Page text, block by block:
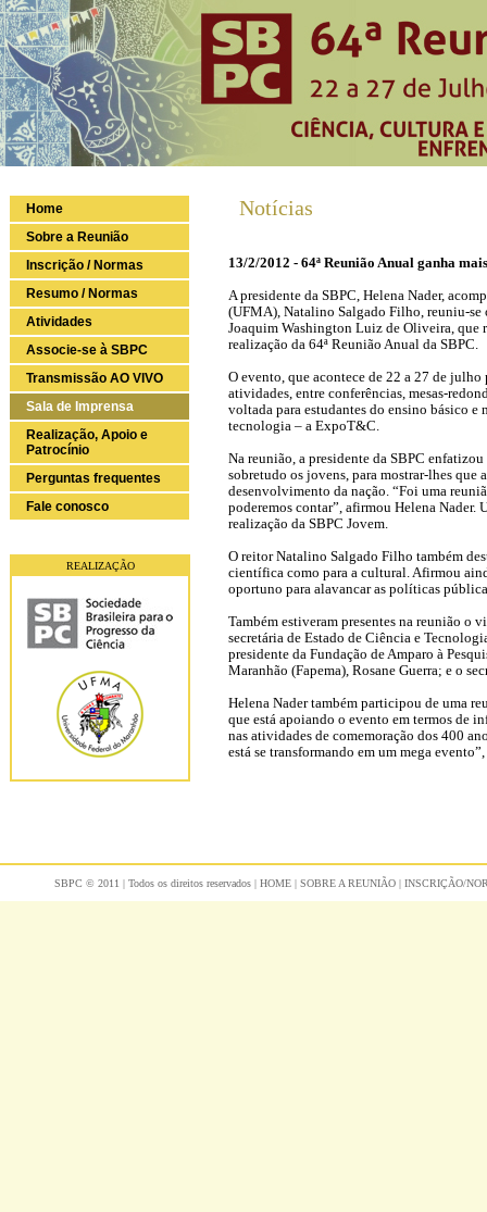
Home
Sobre a Reunião
Inscrição / Normas
Resumo / Normas
Atividades
Associe-se à SBPC
Transmissão AO VIVO
Sala de Imprensa
Realização, Apoio e
Patrocínio
Perguntas frequentes
Fale conosco
REALIZAÇÃO
Notícias
13/2/2012 - 64ª Reunião Anual ganha
A presidente da SBPC, Helena Nader,
(UFMA), Natalino Salgado Filho, reuniu-
Joaquim Washington Luiz de Oliveira, que
realização da 64ª Reunião Anual da SBPC.
O evento, que acontece de 22 a 27 de
atividades, entre conferências, mesas-
voltada para estudantes do ensino básico e
tecnologia – a ExpoT&C.
Na reunião, a presidente da SBPC
sobretudo os jovens, para mostrar-lhes que
desenvolvimento da nação. “Foi uma
poderemos contar”, afirmou Helena Nader.
realização da SBPC Jovem.
O reitor Natalino Salgado Filho também
científica como para a cultural. Afirmou
oportuno para alavancar as políticas
Também estiveram presentes na reunião
secretária de Estado de Ciência e
presidente da Fundação de Amparo à
Maranhão (Fapema), Rosane Guerra; e o
Helena Nader também participou de uma
que está apoiando o evento em termos de
nas atividades de comemoração dos 400
está se transformando em um mega
SBPC © 2011 | Todos os direitos reservados | HOME | SOBRE A REUNIÃO | INSCRIÇÃO/